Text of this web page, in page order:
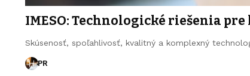
IMESO: Technologické riešenia
Skúsenosť, spoľahlivosť, kvalitný a komplexný
PR